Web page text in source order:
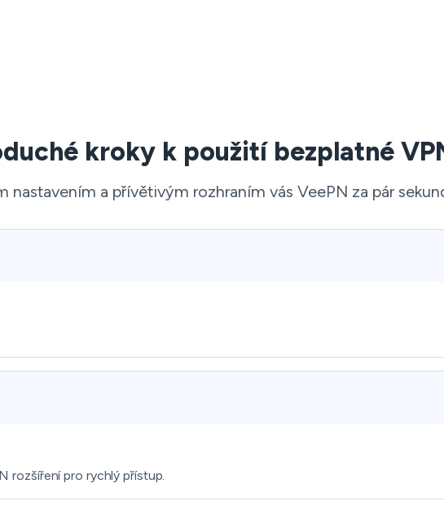
kroky k použití bezplatné
nastavením a přívětivým rozhraním vás VeePN za pár
rozšíření pro rychlý přístup.